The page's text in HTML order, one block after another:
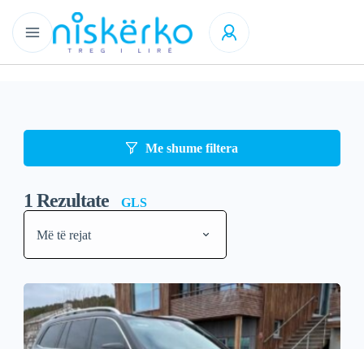
Me shume filtera
1 Rezultate GLS
Më të rejat